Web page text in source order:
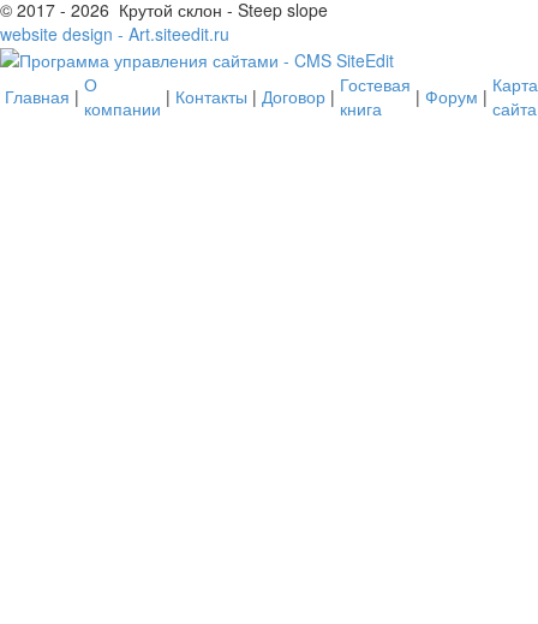
© 2017 - 2026 Крутой склон - Steep slope
website design - Art.siteedit.ru
Главная | О
компании | Контакты | Договор | Гостевая
книга
| Форум | Карта
сайта